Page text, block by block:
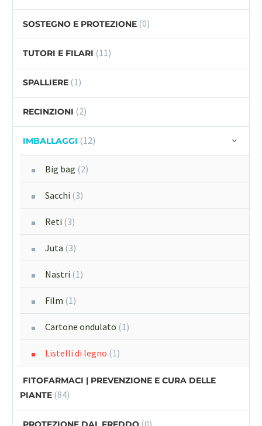
SOSTEGNO E PROTEZIONE (0)
TUTORI E FILARI (11)
SPALLIERE (1)
RECINZIONI (2)
IMBALLAGGI (12)
Big bag (2)
Sacchi (3)
Reti (3)
Juta (3)
Nastri (1)
Film (1)
Cartone ondulato (1)
Listelli di legno (1)
FITOFARMACI | PREVENZIONE E CURA DELLE
PIANTE (84)
(0)